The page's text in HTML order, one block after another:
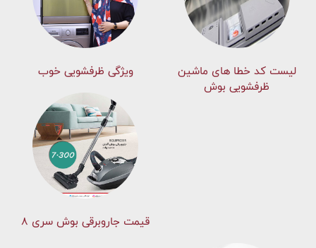
لیست کد خطا های ماشين
ظرفشویی بوش
ویژگی ظرفشویی خوب
قیمت جاروبرقی بوش سری ۸